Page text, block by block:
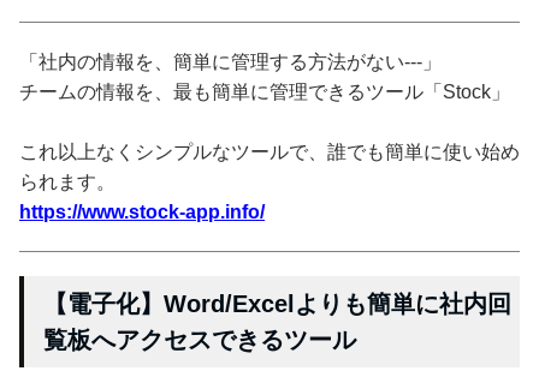
「社内の情報を、簡単に管理する方法がない---」
チームの情報を、最も簡単に管理できるツール「Stock」
これ以上なくシンプルなツールで、誰でも簡単に使い始め
られます。
https://www.stock-app.info/
【電子化】Word/Excelよりも簡単に社内回
覧板へアクセスできるツール